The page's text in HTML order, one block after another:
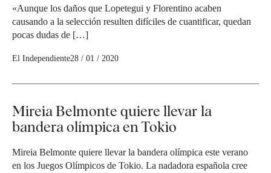
«Aunque los daños que Lopetegui y Florentino acaben
causando a la selección resulten difíciles de cuantificar, quedan
pocas dudas de […]
El Independiente28 / 01 / 2020
Mireia Belmonte quiere llevar la
bandera olímpica en Tokio
Mireia Belmonte quiere llevar la bandera olímpica este verano
en los Juegos Olímpicos de Tokio. La nadadora española cree